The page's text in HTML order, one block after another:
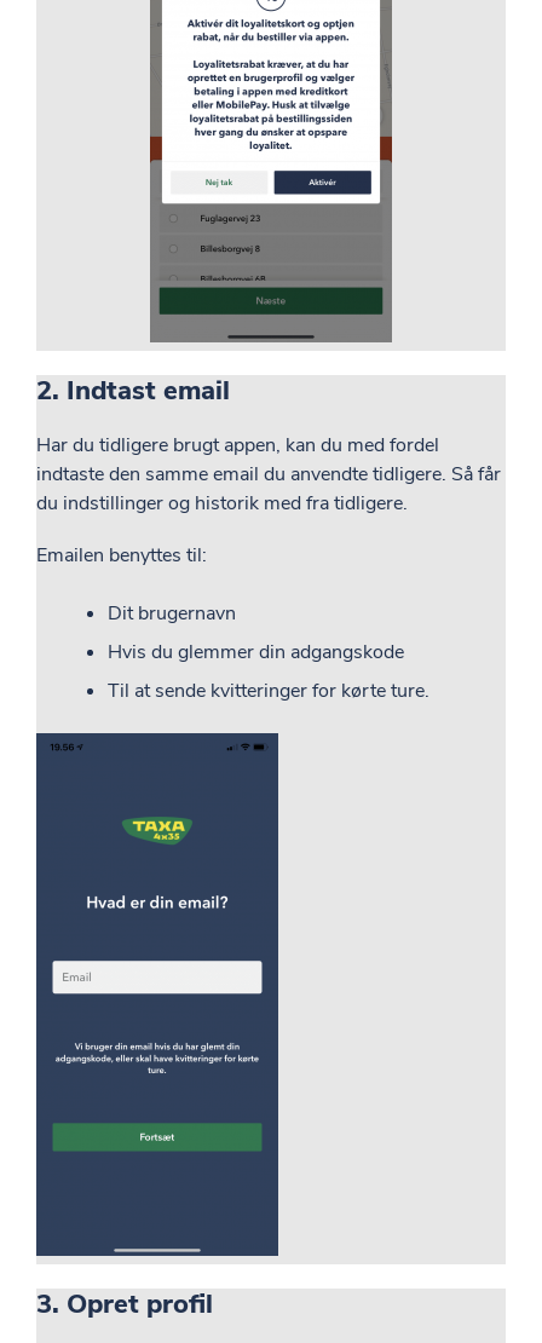
2. Indtast email
Har du tidligere brugt appen, kan du med fordel
indtaste den samme email du anvendte tidligere. Så får
du indstillinger og historik med fra tidligere.
Emailen benyttes til:
Dit brugernavn
Hvis du glemmer din adgangskode
Til at sende kvitteringer for kørte ture.
3. Opret profil